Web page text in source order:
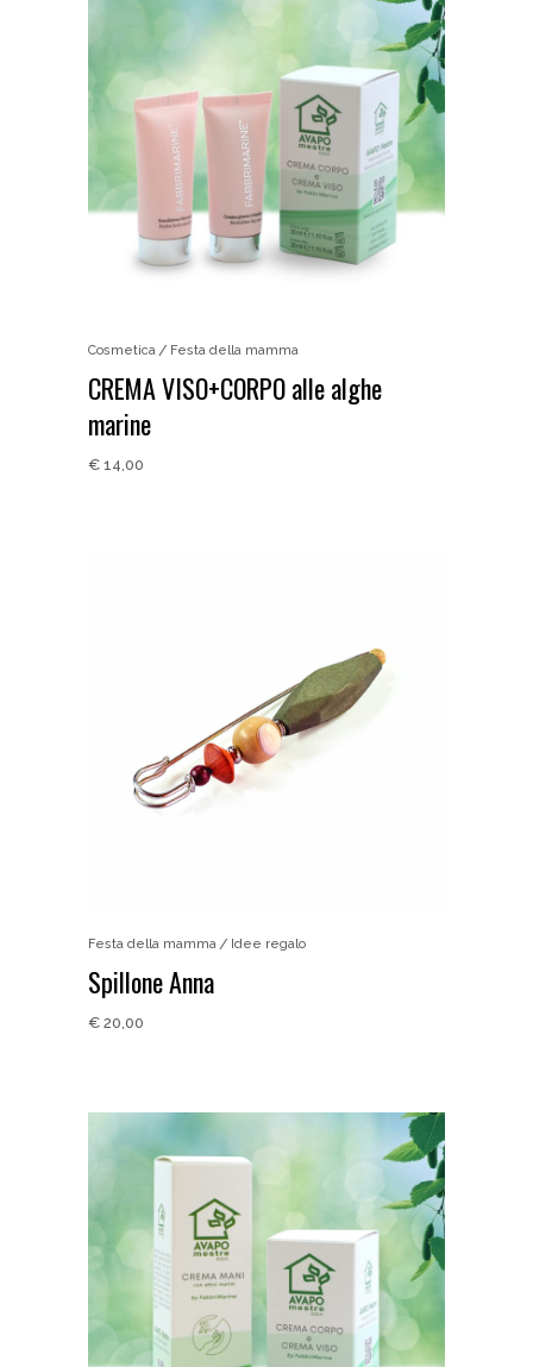
Cosmetica Festa della mamma
CREMA VISO+CORPO alle alghe
marine
€ 14,00
Festa della mamma Idee regalo
Spillone Anna
€ 20,00